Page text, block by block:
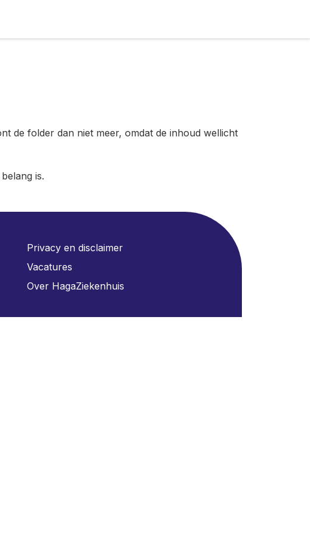
de folder dan niet meer, omdat de inhoud wellicht
is.
Privacy en disclaimer
Vacatures
Over HagaZiekenhuis